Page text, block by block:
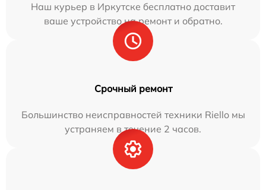
Наш курьер в Иркутске бесплатно доставит
ваше устройство на ремонт и обратно.
Срочный ремонт
Большинство неисправностей техники Riello мы
устраняем в течение 2 часов.